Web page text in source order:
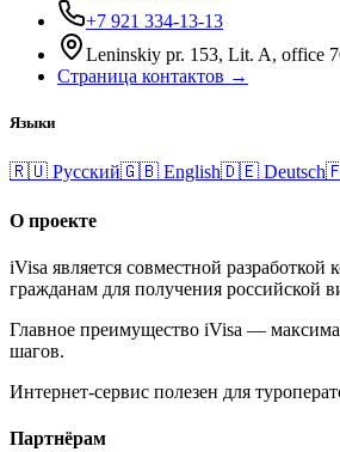
+7 921 334-13-13
Leninskiy pr. 153, Lit. A, office
Страница контактов →
Языки
🇷🇺 Русский🇬🇧 English🇩🇪 Deutsch
О проекте
iVisa является совместной
гражданам для получения российской
Главное преимущество iVisa —
шагов.
Интернет-сервис полезен для
Партнёрам